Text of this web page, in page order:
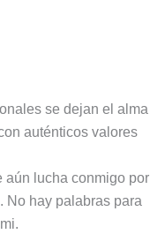
se dejan el alma
auténticos valores
aún lucha conmigo por
No hay palabras para